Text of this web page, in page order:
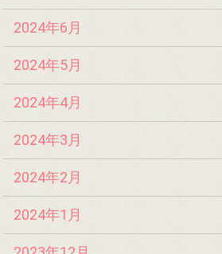
2024年6月
2024年5月
2024年4月
2024年3月
2024年2月
2024年1月